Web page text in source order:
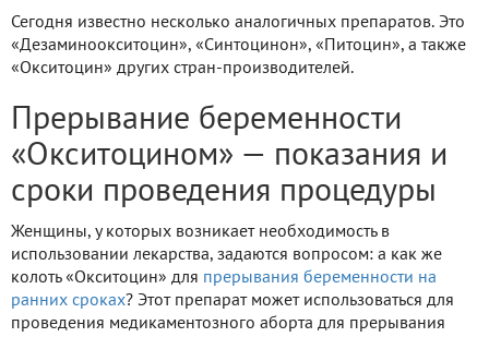
Сегодня известно несколько аналогичных препаратов. Это
«Дезаминоокситоцин», «Синтоцинон», «Питоцин», а также
«Окситоцин» других стран-производителей.
Прерывание беременности
«Окситоцином» — показания и
сроки проведения процедуры
Женщины, у которых возникает необходимость в
использовании лекарства, задаются вопросом: а как же
колоть «Окситоцин» для прерывания беременности на
ранних сроках? Этот препарат может использоваться для
проведения медикаментозного аборта для прерывания